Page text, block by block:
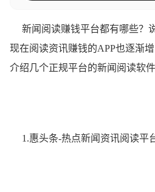
新闻阅读赚钱平台都有哪些？
现在阅读资讯赚钱的APP也逐渐
介绍几个正规平台的新闻阅读软
1.惠头条-热点新闻资讯阅读平